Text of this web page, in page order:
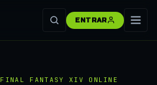
ENTRAR
FINAL FANTASY XIV ONLINE